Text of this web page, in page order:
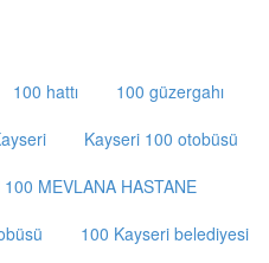
100 hattı
100 güzergahı
Kayseri 100 otobüsü
MEVLANA HASTANE
100 Kayseri belediyesi